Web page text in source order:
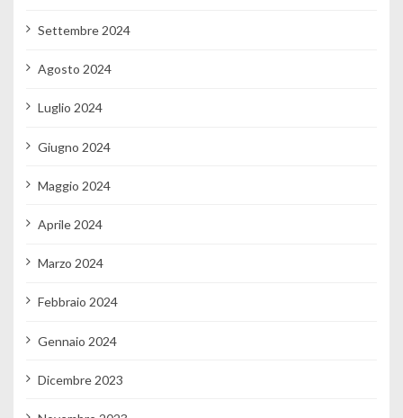
Settembre 2024
Agosto 2024
Luglio 2024
Giugno 2024
Maggio 2024
Aprile 2024
Marzo 2024
Febbraio 2024
Gennaio 2024
Dicembre 2023